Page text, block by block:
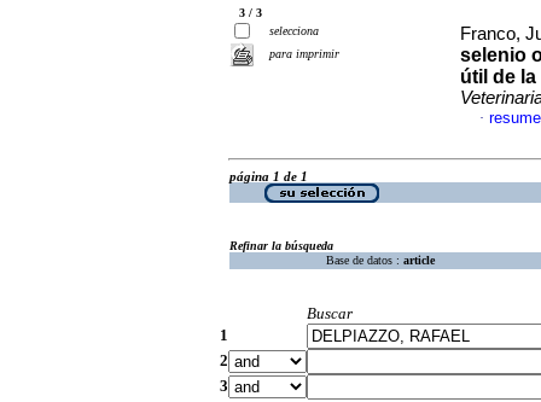
3 / 3
selecciona
para imprimir
Franco,
selenio
útil de
·
página 1 de 1
Refinar la búsqueda
Base de datos : article
Buscar
1
2
3